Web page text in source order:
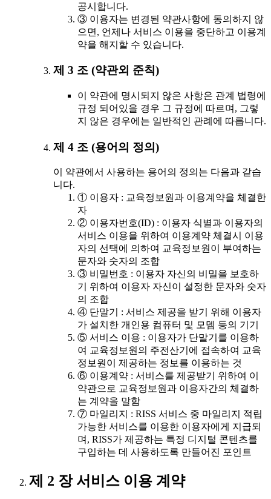
공시합니다.
③ 이용자는 변경된 약관사항에 동의하지 않
으면, 언제나 서비스 이용을 중단하고 이용계
약을 해지할 수 있습니다.
제 3 조 (약관외 준칙)
이 약관에 명시되지 않은 사항은 관계 법령에
규정 되어있을 경우 그 규정에 따르며, 그렇
지 않은 경우에는 일반적인 관례에 따릅니다.
제 4 조 (용어의 정의)
이 약관에서 사용하는 용어의 정의는 다음과 같습
니다.
① 이용자 : 교육정보원과 이용계약을 체결한
자
② 이용자번호(ID) : 이용자 식별과 이용자의
서비스 이용을 위하여 이용계약 체결시 이용
자의 선택에 의하여 교육정보원이 부여하는
문자와 숫자의 조합
③ 비밀번호 : 이용자 자신의 비밀을 보호하
기 위하여 이용자 자신이 설정한 문자와 숫자
의 조합
④ 단말기 : 서비스 제공을 받기 위해 이용자
가 설치한 개인용 컴퓨터 및 모뎀 등의 기기
⑤ 서비스 이용 : 이용자가 단말기를 이용하
여 교육정보원의 주전산기에 접속하여 교육
정보원이 제공하는 정보를 이용하는 것
⑥ 이용계약 : 서비스를 제공받기 위하여 이
약관으로 교육정보원과 이용자간의 체결하
는 계약을 말함
⑦ 마일리지 : RISS 서비스 중 마일리지 적립
가능한 서비스를 이용한 이용자에게 지급되
며, RISS가 제공하는 특정 디지털 콘텐츠를
구입하는 데 사용하도록 만들어진 포인트
제 2 장 서비스 이용 계약